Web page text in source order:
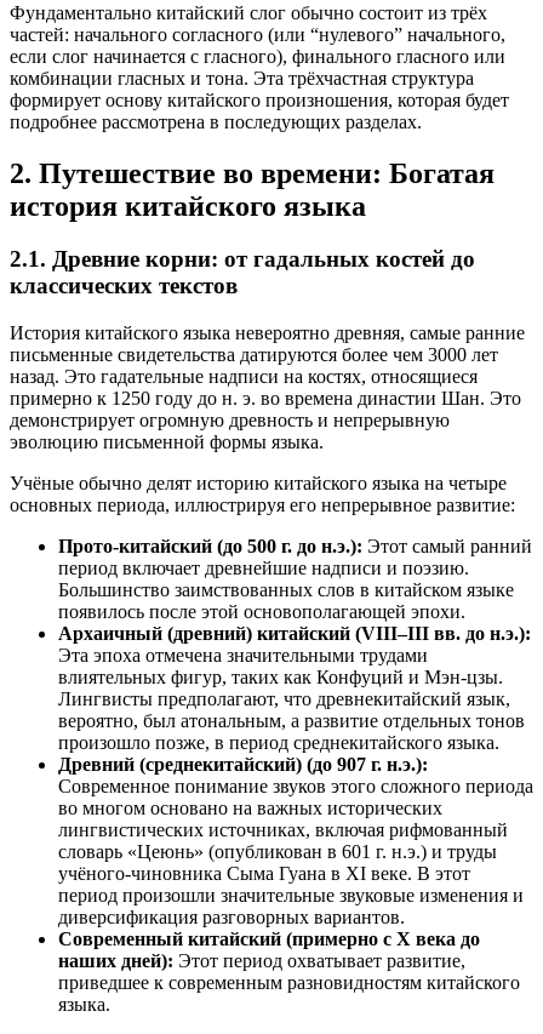
Фундаментально китайский слог обычно состоит из трёх
частей: начального согласного (или “нулевого” начального,
если слог начинается с гласного), финального гласного или
комбинации гласных и тона. Эта трёхчастная структура
формирует основу китайского произношения, которая будет
подробнее рассмотрена в последующих разделах.
2. Путешествие во времени: Богатая
история китайского языка
2.1. Древние корни: от гадальных костей до
классических текстов
История китайского языка невероятно древняя, самые ранние
письменные свидетельства датируются более чем 3000 лет
назад. Это гадательные надписи на костях, относящиеся
примерно к 1250 году до н. э. во времена династии Шан. Это
демонстрирует огромную древность и непрерывную
эволюцию письменной формы языка.
Учёные обычно делят историю китайского языка на четыре
основных периода, иллюстрируя его непрерывное развитие:
Прото-китайский (до 500 г. до н.э.): Этот самый ранний
период включает древнейшие надписи и поэзию.
Большинство заимствованных слов в китайском языке
появилось после этой основополагающей эпохи.
Архаичный (древний) китайский (VIII–III вв. до н.э.):
Эта эпоха отмечена значительными трудами
влиятельных фигур, таких как Конфуций и Мэн-цзы.
Лингвисты предполагают, что древнекитайский язык,
вероятно, был атональным, а развитие отдельных тонов
произошло позже, в период среднекитайского языка.
Древний (среднекитайский) (до 907 г. н.э.):
Современное понимание звуков этого сложного периода
во многом основано на важных исторических
лингвистических источниках, включая рифмованный
словарь «Цеюнь» (опубликован в 601 г. н.э.) и труды
учёного-чиновника Сыма Гуана в XI веке. В этот
период произошли значительные звуковые изменения и
диверсификация разговорных вариантов.
Современный китайский (примерно с X века до
наших дней): Этот период охватывает развитие,
приведшее к современным разновидностям китайского
языка.